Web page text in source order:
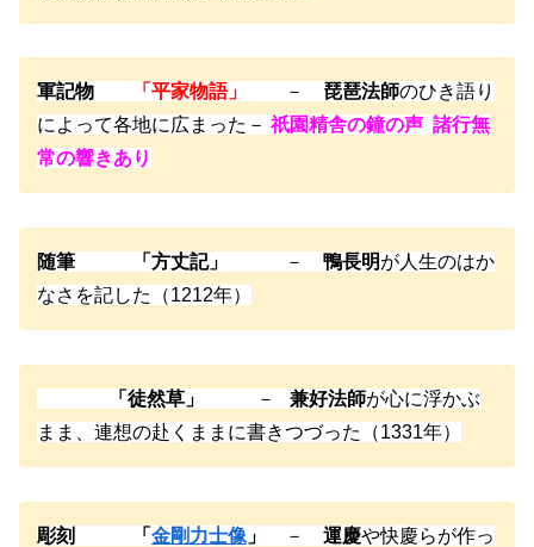
軍記物 「平家物語」 － 琵琶法師のひき語り
によって各地に広まった－ 祇園精舎の鐘の声 諸行無
常の響きあり
随筆 「方丈記」 － 鴨長明が人生のはか
なさを記した（1212年）
「 徒然草」 － 兼好法師が心に浮かぶ
まま、連想の赴くままに書きつづった（1331年）
彫刻 「 金剛力士像 」 － 運慶や快慶らが作っ